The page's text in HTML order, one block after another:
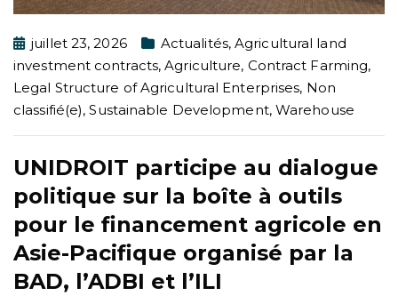
juillet 23, 2026 Actualités,Agricultural land
investment contracts,Agriculture, Contract Farming,
Legal Structure of Agricultural Enterprises, Non
classifié(e),Sustainable Development, Warehouse
UNIDROIT participe au dialogue
politique sur la boîte à outils
pour le financement agricole en
Asie-Pacifique organisé par la
BAD, l’ADBI et l’ILI